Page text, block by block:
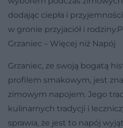
dodając ciepła i
w gronie przyjaciół i
Grzaniec – Więcej niż Napój
Grzaniec, ze swoją bogatą
profilem smakowym, jest
zimowym napojem. Jego
kulinarnych tradycji i
sprawia, że jest to napój